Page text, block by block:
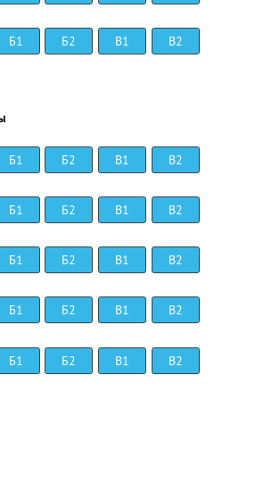
Б1 Б2 В1 В2
Б1 Б2 В1 В2
Б1 Б2 В1 В2
Б1 Б2 В1 В2
Б1 Б2 В1 В2
Б1 Б2 В1 В2